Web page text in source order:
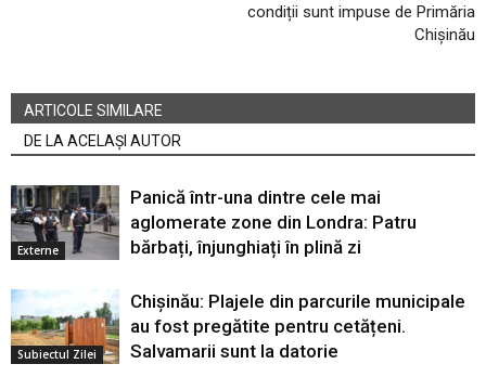
condiții sunt impuse de Primăria
Chișinău
ARTICOLE SIMILARE
DE LA ACELAȘI AUTOR
Externe
Panică într-una dintre cele mai
aglomerate zone din Londra: Patru
bărbați, înjunghiați în plină zi
Subiectul Zilei
Chișinău: Plajele din parcurile municipale
au fost pregătite pentru cetățeni.
Salvamarii sunt la datorie